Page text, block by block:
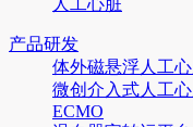
产品研发
体外磁悬浮人工
微创介入式人工
ECMO